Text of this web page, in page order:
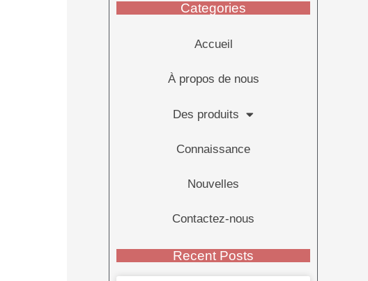
Categories
Accueil
À propos de nous
Des produits
Connaissance
Nouvelles
Contactez-nous
Recent Posts